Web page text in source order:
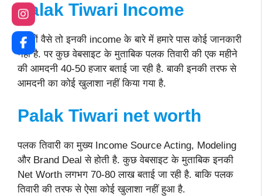
Palak Tiwari Income
दोस्तों वैसे तो इनकी income के बारे में हमारे पास कोई जानकारी
नहीं है. पर कुछ वेबसाइट के मुताबिक पलक तिवारी की एक महीने
की आमदनी 40-50 हजार बताई जा रही है. बाकी इनकी तरफ से
आमदनी का कोई खुलाशा नहीं किया गया है.
Palak Tiwari net worth
पलक तिवारी का मुख्य Income Source Acting, Modeling
और Brand Deal से होती है. कुछ वेबसाइट के मुताबिक इनकी
Net Worth लगभग 70-80 लाख बताई जा रही है. बाकि पलक
तिवारी की तरफ से ऐसा कोई खुलाशा नहीं हुआ है.